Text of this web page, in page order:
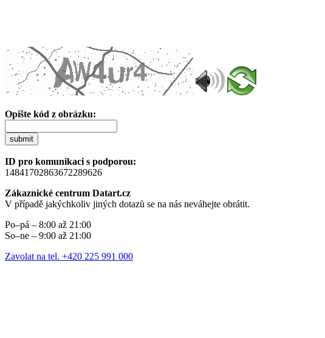
Opište kód z obrázku:
submit
ID pro komunikaci s podporou:
14841702863672289626
Zákaznické centrum Datart.cz
V případě jakýchkoliv jiných dotazů se na nás neváhejte obrátit.
Po–pá – 8:00 až 21:00
So–ne – 9:00 až 21:00
Zavolat na tel. +420 225 991 000